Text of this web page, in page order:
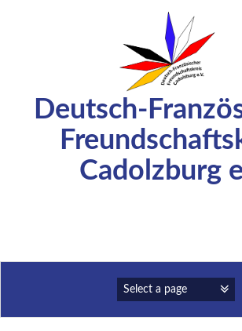
Deutsch-
Cadolzburg